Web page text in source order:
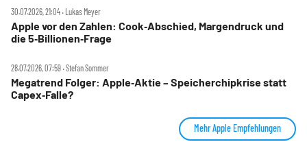
30.07.2026, 21:04 ‧ Lukas Meyer
Apple vor den Zahlen: Cook‑Abschied, Margendruck und
die 5‑Billionen‑Frage
28.07.2026, 07:59 ‧ Stefan Sommer
Megatrend Folger: Apple‑Aktie – Speicherchipkrise statt
Capex‑Falle?
Mehr Apple Empfehlungen